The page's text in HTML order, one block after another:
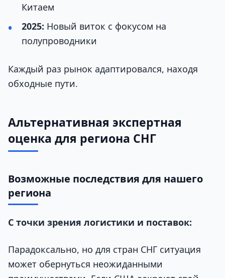
Китаем
2025: Новый виток с фокусом на
полупроводники
Каждый раз рынок адаптировался, находя
обходные пути.
Альтернативная экспертная
оценка для региона СНГ
Возможные последствия для нашего
региона
С точки зрения логистики и поставок:
Парадоксально, но для стран СНГ ситуация
может обернуться неожиданными